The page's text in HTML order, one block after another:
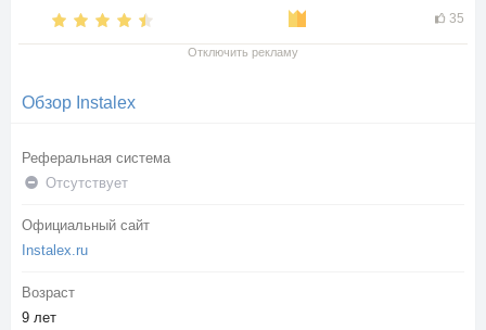
35
Отключить рекламу
Обзор Instalex
Реферальная система
Отсутствует
Официальный сайт
Instalex.ru
Возраст
9 лет